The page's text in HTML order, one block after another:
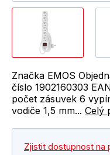
Značka EMOS
číslo 1902160303
počet zásuvek 6
vodiče 1,5 mm... Celý
Zjistit dostupnost na